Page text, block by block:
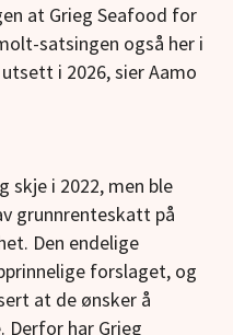
at Grieg Seafood for
satsingen også her i
i 2026, sier Aamo
skje i 2022, men ble
grunnrenteskatt på
Den endelige
forslaget, og
at de ønsker å
har Grieg